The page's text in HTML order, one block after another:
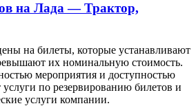
на Лада — Трактор,
на билеты, которые устанавливают
их номинальную стоимость.
мероприятия и доступностью
услуги по резервированию билетов и
услуги компании.